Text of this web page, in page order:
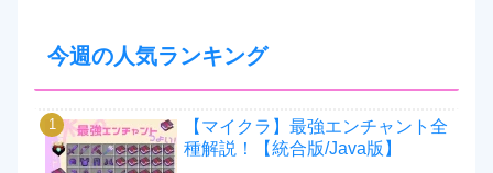
今週の人気ランキング
【マイクラ】最強エンチャント全
種解説！【統合版/Java版】